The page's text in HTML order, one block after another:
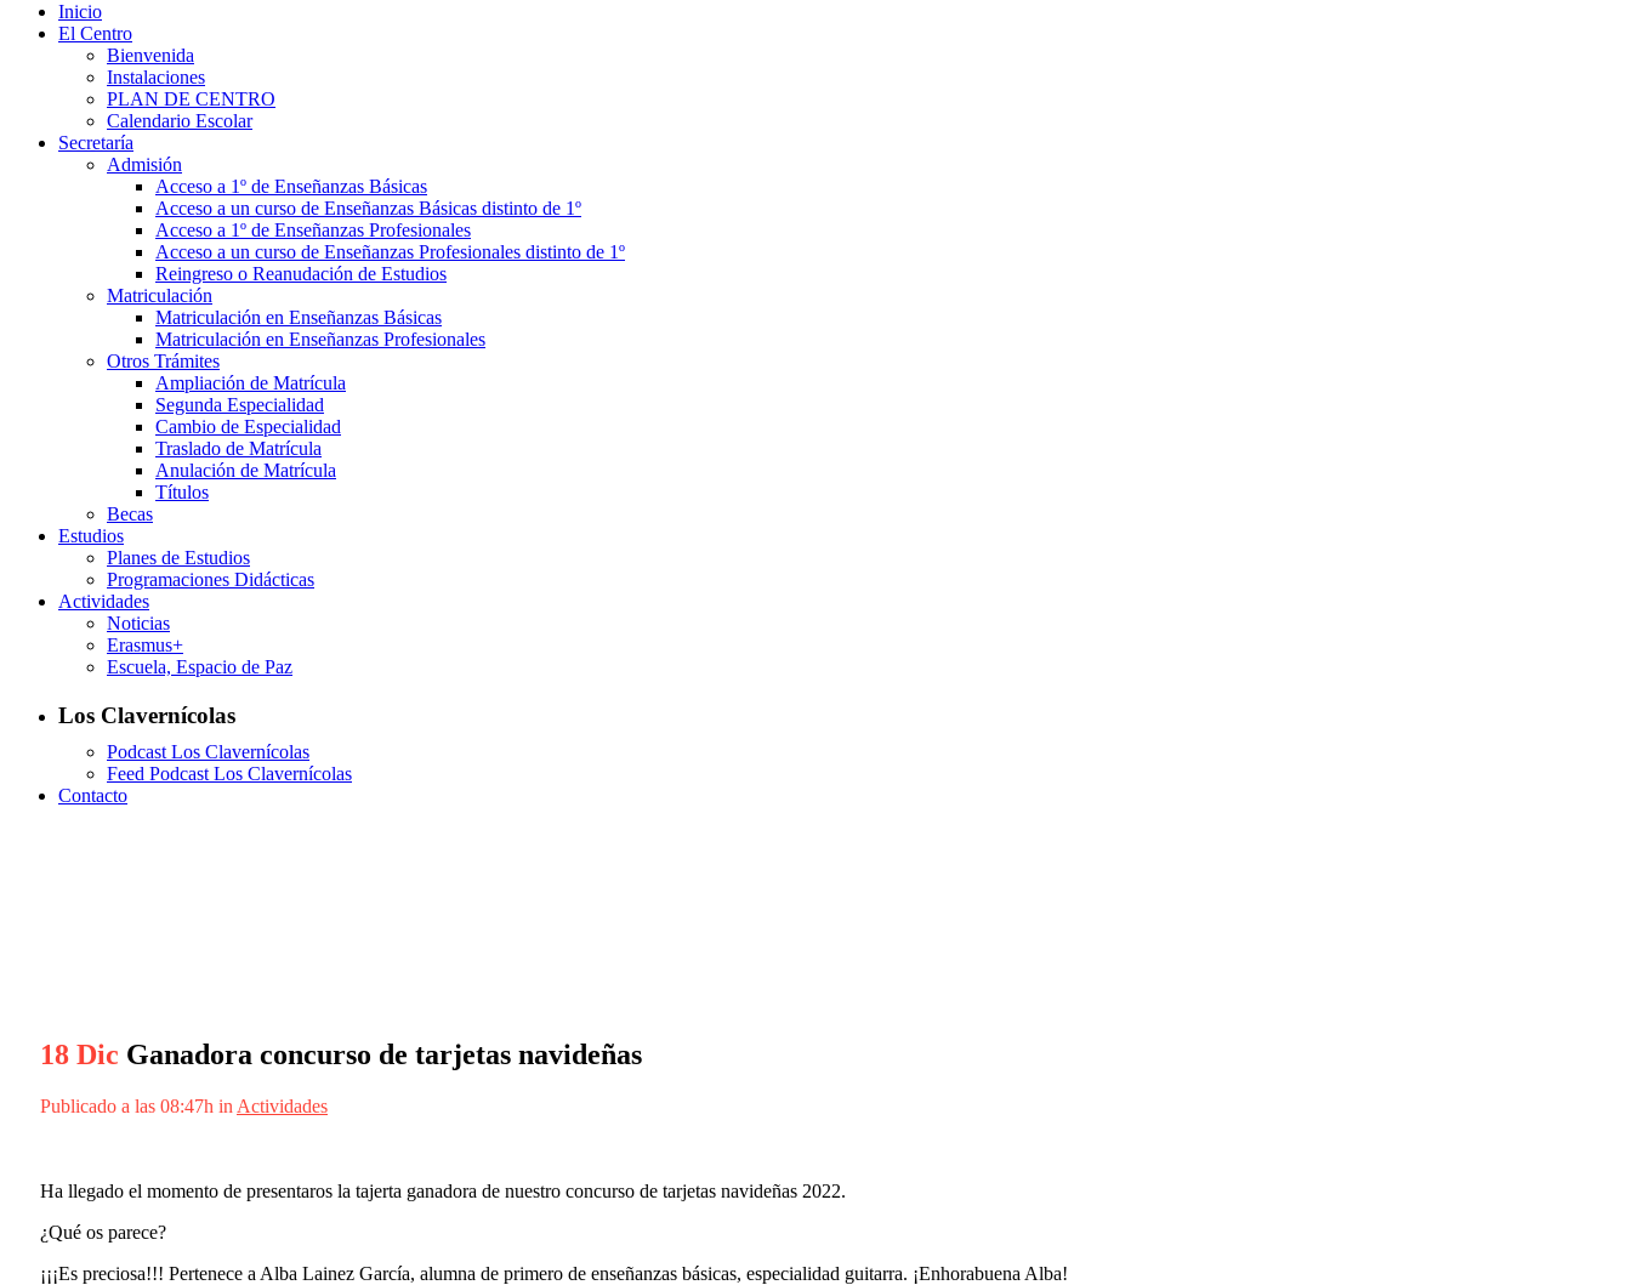
Inicio
El Centro
Bienvenida
Instalaciones
PLAN DE CENTRO
Calendario Escolar
Secretaría
Admisión
Acceso a 1º de Enseñanzas Básicas
Acceso a un curso de Enseñanzas Básicas distinto de 1º
Acceso a 1º de Enseñanzas Profesionales
Acceso a un curso de Enseñanzas Profesionales distinto de 1º
Reingreso o Reanudación de Estudios
Matriculación
Matriculación en Enseñanzas Básicas
Matriculación en Enseñanzas Profesionales
Otros Trámites
Ampliación de Matrícula
Segunda Especialidad
Cambio de Especialidad
Traslado de Matrícula
Anulación de Matrícula
Títulos
Becas
Estudios
Planes de Estudios
Programaciones Didácticas
Actividades
Noticias
Erasmus+
Escuela, Espacio de Paz
Los Clavernícolas
Podcast Los Clavernícolas
Feed Podcast Los Clavernícolas
Contacto
18 Dic Ganadora concurso de tarjetas navideñas
Publicado a las 08:47h in Actividades
Ha llegado el momento de presentaros la tajerta ganadora de nuestro concurso de tarjetas navideñas 2022.
¿Qué os parece?
¡¡¡Es preciosa!!! Pertenece a Alba Lainez García, alumna de primero de enseñanzas básicas, especialidad guitarra. ¡Enhorabuena Alba!